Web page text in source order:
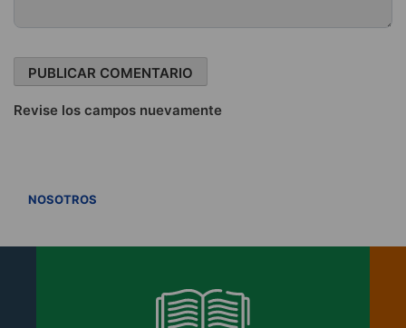
Revise los campos nuevamente
NOSOTROS